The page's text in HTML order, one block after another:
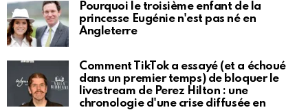
Pourquoi le troisième enfant de la
princesse Eugénie n'est pas né en
Angleterre
Comment TikTok a essayé (et a échoué
dans un premier temps) de bloquer le
livestream de Perez Hilton : une
chronologie d'une crise diffusée en